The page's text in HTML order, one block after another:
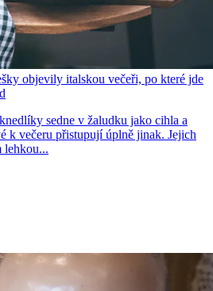
objevily italskou večeři, po které jde
sedne v žaludku jako cihla a
k večeru přistupují úplně jinak. Jejich
lehkou...